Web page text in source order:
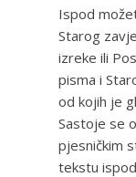
Ispod
Starog
izreke ili
pisma i
od kojih je
Sastoje se
pjesničkim
tekstu